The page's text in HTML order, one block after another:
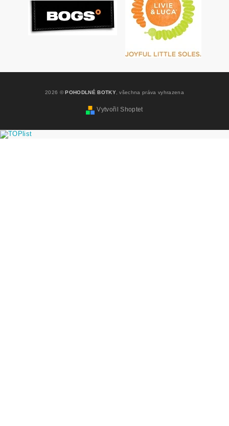
2026 ©POHODLNÉ BOTKY, všechna práva vyhrazena
Vytvořil Shoptet